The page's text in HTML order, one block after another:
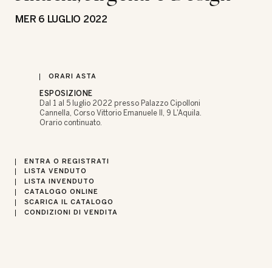
MER 6 LUGLIO 2022
ORARI ASTA
ESPOSIZIONE
Dal 1 al 5 luglio 2022 presso Palazzo Cipolloni
Cannella, Corso Vittorio Emanuele II, 9 L'Aquila.
Orario continuato.
ENTRA O REGISTRATI
LISTA VENDUTO
LISTA INVENDUTO
CATALOGO ONLINE
SCARICA IL CATALOGO
CONDIZIONI DI VENDITA